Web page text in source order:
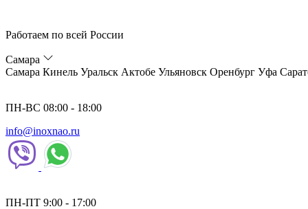
Работаем по всей России
Самара
Самара Кинель Уральск Актобе Ульяновск Оренбург Уфа
ПН-ВС 08:00 - 18:00
info@inoxnao.ru
ПН-ПТ 9:00 - 17:00